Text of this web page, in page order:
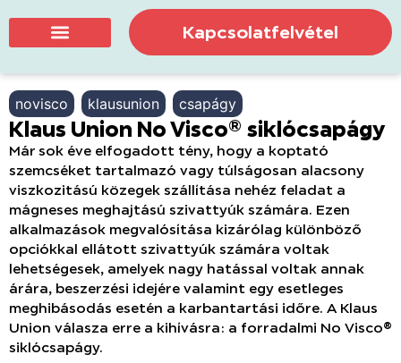
Kapcsolatfelvétel
novisco klausunion csapágy
Klaus Union No Visco® siklócsapágy
Már sok éve elfogadott tény, hogy a koptató
szemcséket tartalmazó vagy túlságosan alacsony
viszkozitású közegek szállítása nehéz feladat a
mágneses meghajtású szivattyúk számára. Ezen
alkalmazások megvalósítása kizárólag különböző
opciókkal ellátott szivattyúk számára voltak
lehetségesek, amelyek nagy hatással voltak annak
árára, beszerzési idejére valamint egy esetleges
meghibásodás esetén a karbantartási időre. A Klaus
Union válasza erre a kihívásra: a forradalmi No Visco®
siklócsapágy.